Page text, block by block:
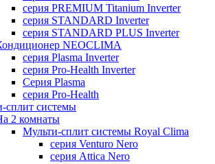
серия PREMIUM Titanium Inverter
серия STANDARD Inverter
серия STANDARD PLUS Inverter
NEOCLIMA
серия Plasma Inverter
серия Pro-Health Inverter
Cерия Plasma
серия Pro-Health
сплит системы
2 комнаты
Мульти-сплит системы Royal Clima
серия Venturo Nero
серия Attica Nero